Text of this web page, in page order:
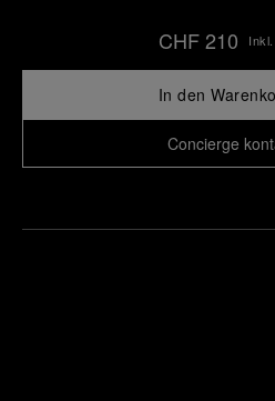
CHF 210
In den
Concierge